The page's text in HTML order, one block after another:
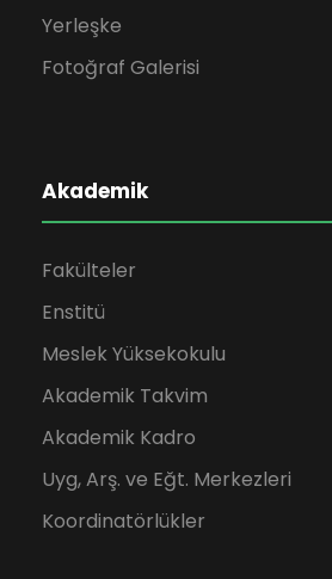
Yerleşke
Fotoğraf Galerisi
Akademik
Fakülteler
Enstitü
Meslek Yüksekokulu
Akademik Takvim
Akademik Kadro
Uyg, Arş. ve Eğt. Merkezleri
Koordinatörlükler